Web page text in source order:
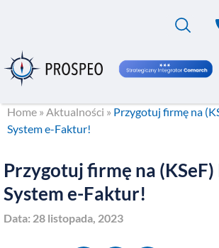
Home » Aktualności » Przygotuj firmę na
System e-Faktur!
Przygotuj firmę na
System e-Faktur!
Data: 28 listopada, 2023